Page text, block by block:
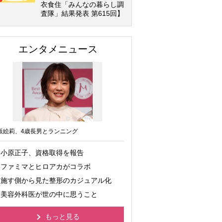
衣食住「みんなの暮らし調
査隊」結果発表 第615回】
エンタメニュース
絵莉、4歳長男とランニング
小原正子、資格取得を報告
ファミマとヒロアカがコラボ
施す側から見た整形のカジュアル化
美容外科医が世の中に思うこと
もっと見る